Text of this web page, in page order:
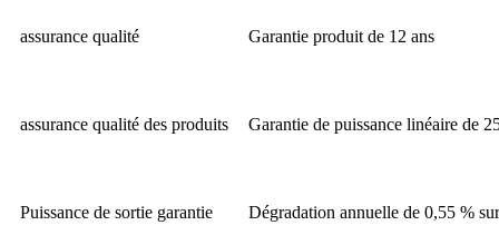
assurance qualité Garantie produit de 12 ans
assurance qualité des produits Garantie de puissance linéaire de
Puissance de sortie garantie Dégradation annuelle de 0,55 %